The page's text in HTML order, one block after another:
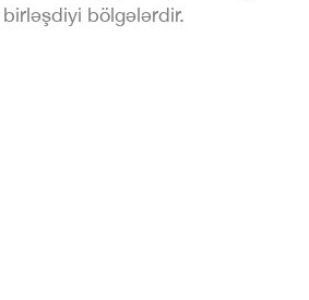
bölgələrdir.